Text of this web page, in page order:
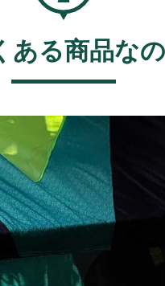
ある商品な